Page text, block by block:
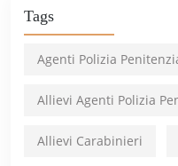
Tags
Agenti Polizia
Allievi Agenti Polizia
Allievi Carabinieri